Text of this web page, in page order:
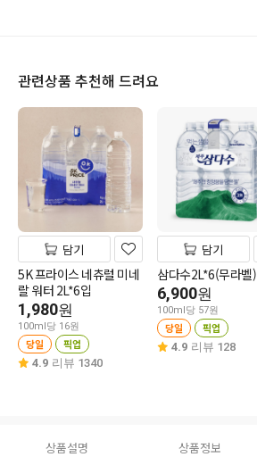
관련상품 추천해 드려요
담기
5K 프라이스 네츄럴 미네
랄 워터 2L*6입
1,980원
100ml당 16원
당일 픽업
4.9 리뷰 1340
담기
삼다수2L*6(무라벨)
6,900원
100ml당 57원
당일 픽업
4.9 리뷰 128
상품설명 상품정보